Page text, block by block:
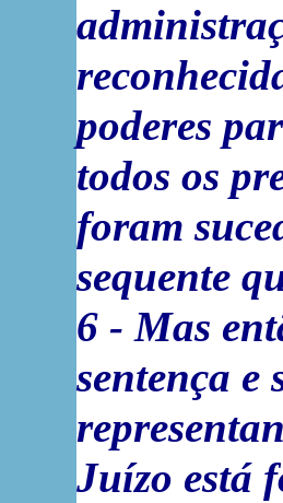
poderes
todos os
foram
sequente
6 - Mas
sentença
Juízo está